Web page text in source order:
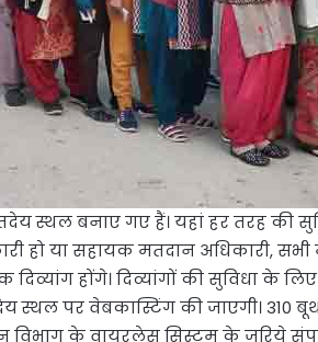
स्थल बनाए गए हैं। यहां हर तरह की
हो या सहायक मतदान अधिकारी,
दिव्यांग होंगे। दिव्यांगों की सुविधा के
स्थल पर वेबकास्टिंग की जाएगी। 310
के वायरलेस सिस्टम के जरिये